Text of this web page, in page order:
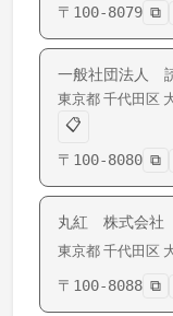
〒 100-8079 ⧉
一般社団法人
東京都 千代田区
📋
〒 100-8080 ⧉
丸紅 株式会社
東京都 千代田区
〒 100-8088 ⧉